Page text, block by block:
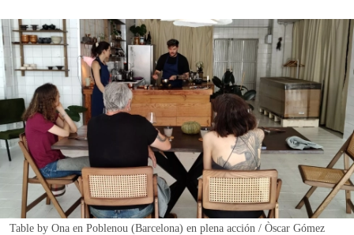
REGISTRO
INICIAR SESIÓN
Table by Ona en Poblenou (Barcelona) en plena acción / Òscar Gómez